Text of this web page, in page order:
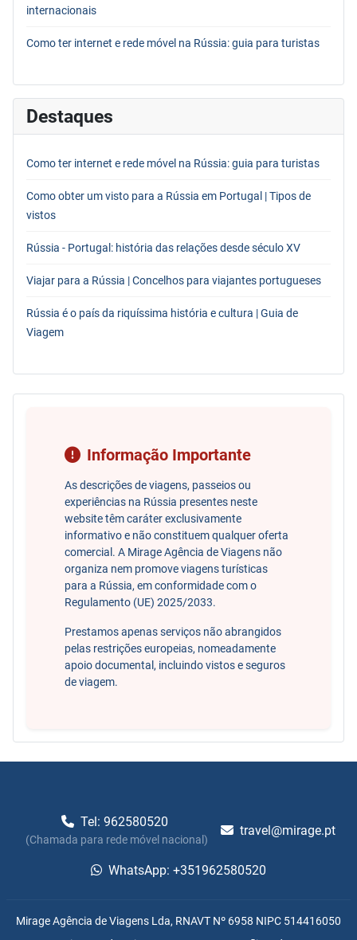
internacionais
Como ter internet e rede móvel na Rússia: guia para turistas
Destaques
Como ter internet e rede móvel na Rússia: guia para turistas
Como obter um visto para a Rússia em Portugal | Tipos de
vistos
Rússia - Portugal: história das relações desde século XV
Viajar para a Rússia | Concelhos para viajantes portugueses
Rússia é o país da riquíssima história e cultura | Guia de
Viagem
Informação Importante
As descrições de viagens, passeios ou
experiências na Rússia presentes neste
website têm caráter exclusivamente
informativo e não constituem qualquer oferta
comercial. A Mirage Agência de Viagens não
organiza nem promove viagens turísticas
para a Rússia, em conformidade com o
Regulamento (UE) 2025/2033.
Prestamos apenas serviços não abrangidos
pelas restrições europeias, nomeadamente
apoio documental, incluindo vistos e seguros
de viagem.
Tel: 962580520
(Chamada para rede móvel nacional)
travel@mirage.pt
WhatsApp: +351962580520
Mirage Agência de Viagens Lda, RNAVT Nº 6958 NIPC 514416050